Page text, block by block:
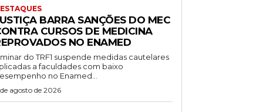
BARRA SANÇÕES DO MEC
CURSOS DE MEDICINA
NO ENAMED
do TRF1 suspende medidas cautelares
a faculdades com baixo
no Enamed...
agosto de 2026